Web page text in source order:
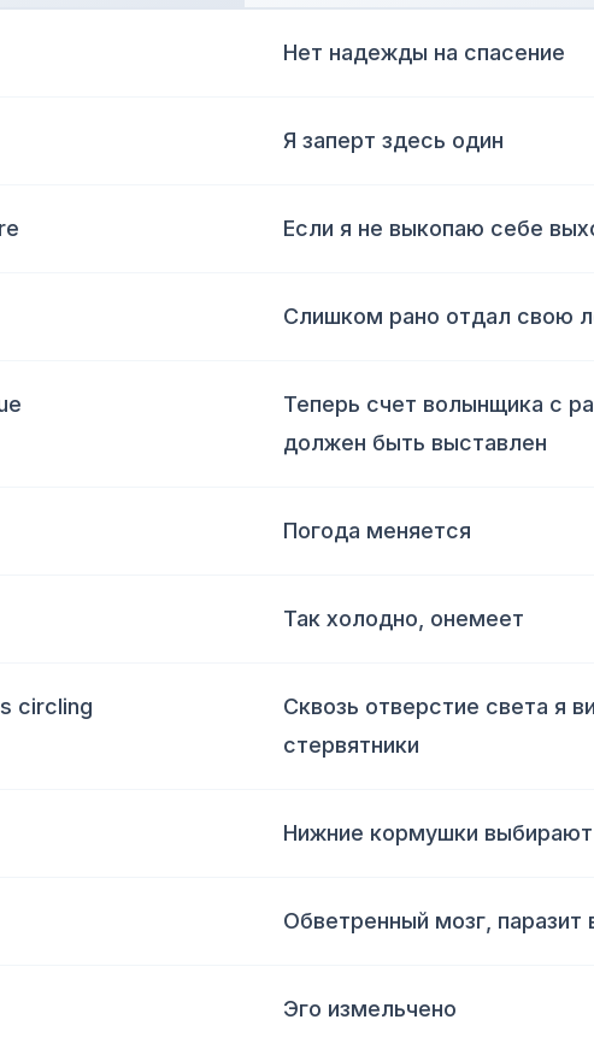
Нет надежды на спасение
Я заперт здесь один
Если я не выкопаю себе
Слишком рано отдал свою
Теперь счет волынщика с
должен быть выставлен
Погода меняется
Так холодно, онемеет
circling
Сквозь отверстие света я
стервятники
Нижние кормушки
Обветренный мозг, паразит
Эго измельчено